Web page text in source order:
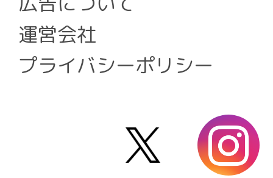
運営会社
プライバシーポリシー